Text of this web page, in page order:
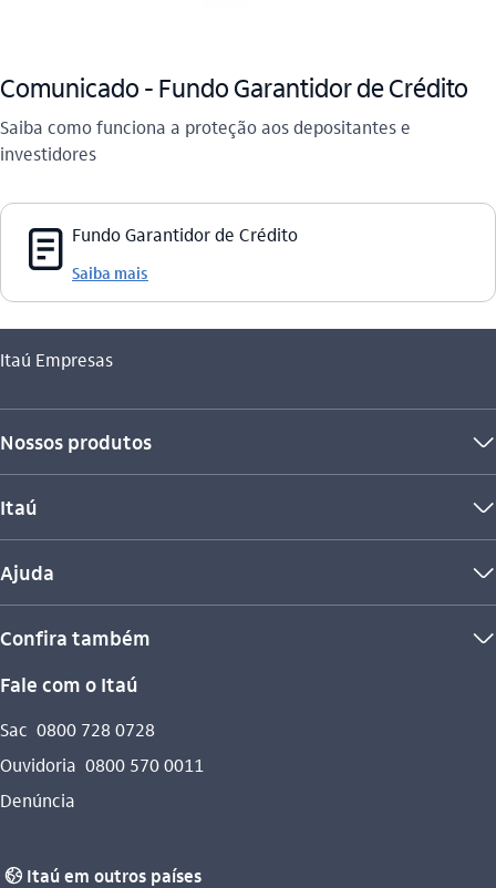
Comunicado - Fundo Garantidor de Crédito
Saiba como funciona a proteção aos depositantes e
investidores
documento_outline Fundo Garantidor de Crédito
Saiba mais
Você está aqui:
Itaú Empresas
Nossos produtos seta_baixo
Itaú seta_baixo
Ajuda seta_baixo
Confira também seta_baixo
Fale com o Itaú
Sac 0800 728 0728
Ouvidoria 0800 570 0011
Denúncia
globo_outline Itaú em outros países